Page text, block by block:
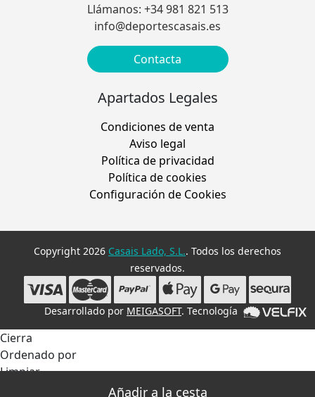
Llámanos: +34 981 821 513
info@deportescasais.es
Contacta
Apartados Legales
Condiciones de venta
Aviso legal
Política de privacidad
Política de cookies
Configuración de Cookies
Copyright 2026 Casais Lado, S.L.. Todos los derechos
reservados.
Desarrollado por MEIGASOFT. Tecnología
Cierra
Ordenado por
Limpiar